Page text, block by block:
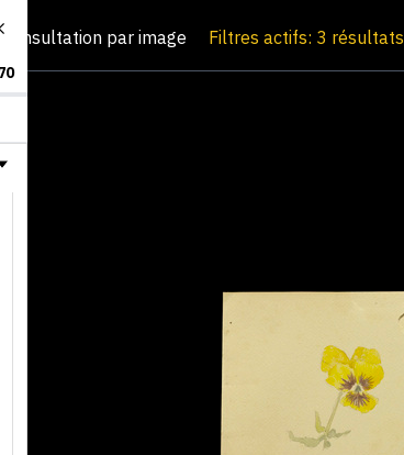
Consultation par image Filtres actifs: 3 résultats